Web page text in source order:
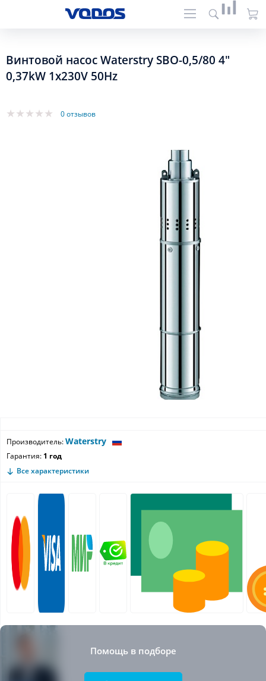
Винтовой насос Waterstry SBO-0,5/80 4"
0,37kW 1x230V 50Hz
0 отзывов
Производитель:Waterstry
Гарантия: 1 год
Все характеристики
Помощь в подборе